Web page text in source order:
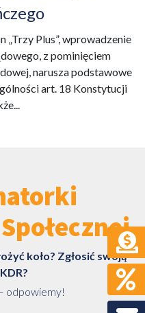
„Trzy Plus”, wprowadzenie
z pominięciem
narusza podstawowe
art. 18 Konstytucji
koło? Zgłosić swoją
odpowiemy!